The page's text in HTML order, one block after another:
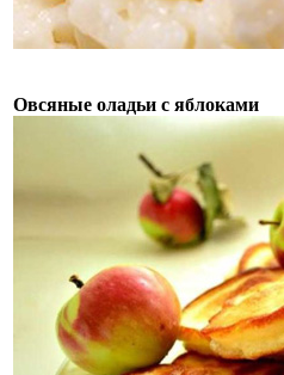
Овсяные оладьи с яблоками